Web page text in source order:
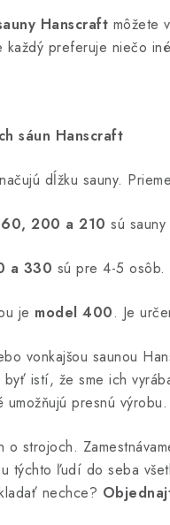
Hanscraft môžete
každý preferuje niečo
sáun Hanscraft
dĺžku sauny.
200 a 210 sú
a 330 sú pre 4-5
je model 400. Je
vonkajšou saunou
istí, že sme ich
presnú výrobu.
o strojoch.
týchto ľudí do seba
nechce?